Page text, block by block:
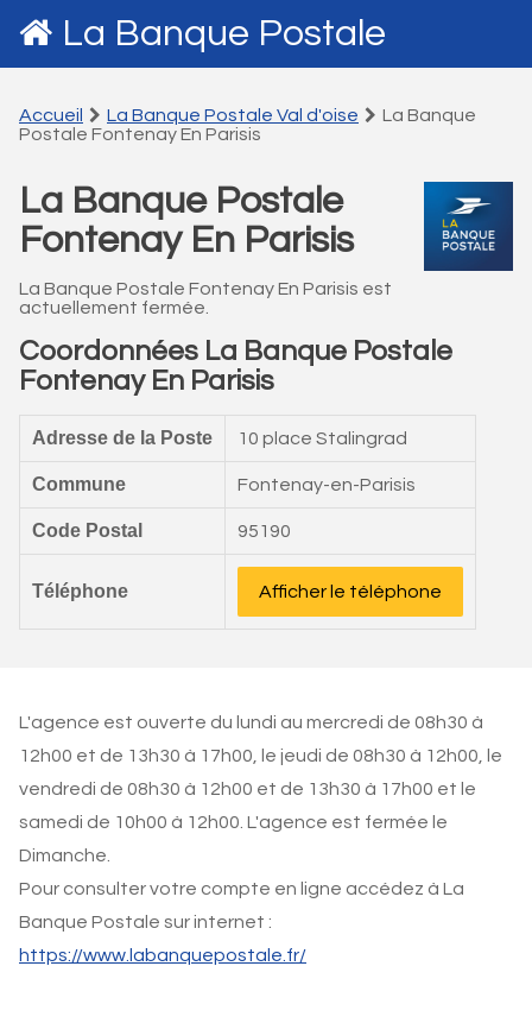
La Banque Postale
Accueil La Banque Postale Val d'oise
La Banque
Postale Fontenay En Parisis
La Banque Postale
Fontenay En Parisis
La Banque Postale Fontenay En Parisis est
actuellement fermée.
Coordonnées La Banque Postale
Fontenay En Parisis
Adresse de la Poste 10 place Stalingrad
Commune Fontenay-en-Parisis
Code Postal 95190
Téléphone Afficher le téléphone
L'agence est ouverte du lundi au mercredi de 08h30 à
12h00 et de 13h30 à 17h00, le jeudi de 08h30 à 12h00, le
vendredi de 08h30 à 12h00 et de 13h30 à 17h00 et le
samedi de 10h00 à 12h00. L'agence est fermée le
Dimanche.
Pour consulter votre compte en ligne accédez à La
Banque Postale sur internet :
https://www.labanquepostale.fr/